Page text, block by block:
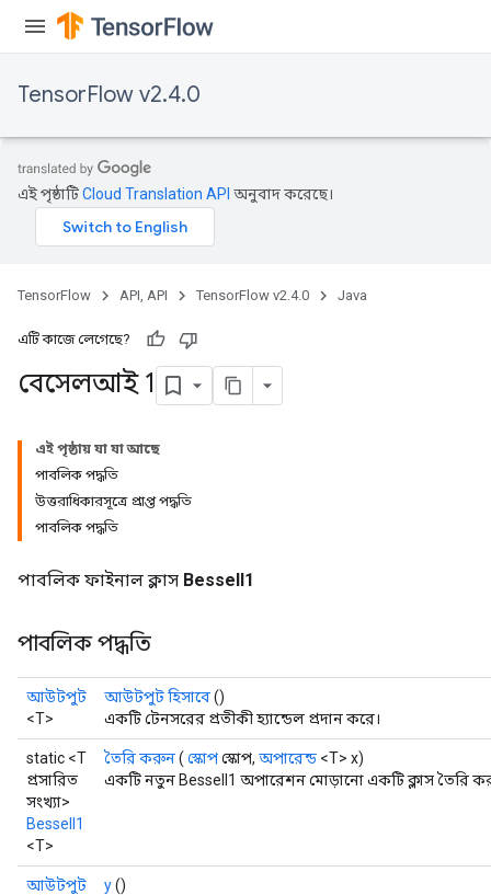
TensorFlow v2.4.0
এই পৃষ্ঠাটিCloud Translation API অনুবাদ করেছে।
TensorFlow API, API TensorFlow v2.4.0 Java
এটি কাজে লেগেছে?
বেসেলআই 1
এই পৃষ্ঠায় যা যা আছে
পাবলিক পদ্ধতি
উত্তরাধিকারসূত্রে প্রাপ্ত পদ্ধতি
পাবলিক পদ্ধতি
পাবলিক ফাইনাল ক্লাস BesselI1
পাবলিক পদ্ধতি
আউটপুট
<T>
আউটপুট হিসাবে()
একটি টেনসরের প্রতীকী হ্যান্ডেল প্রদান করে।
static <T
প্রসারিত
সংখ্যা>
BesselI1
<T>
তৈরি করুন( স্কোপস্কোপ, অপারেন্ড <T> x)
একটি নতুন BesselI1 অপারেশন মোড়ানো একটি ক্লাস তৈরি
আউটপুট
y()